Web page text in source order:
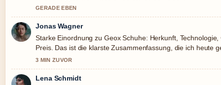
GERADE EBEN
Jonas Wagner
Starke Einordnung zu Geox Schuhe: Herkunft, Technologie,
Preis. Das ist die klarste Zusammenfassung, die ich heute
3 MIN ZUVOR
Lena Schmidt